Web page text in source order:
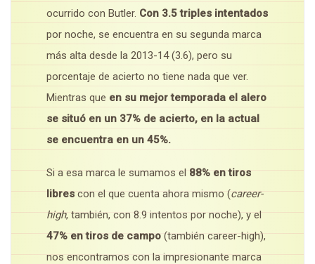
ocurrido con Butler. Con 3.5 triples intentados
por noche, se encuentra en su segunda marca
más alta desde la 2013-14 (3.6), pero su
porcentaje de acierto no tiene nada que ver.
Mientras que en su mejor temporada el alero
se situó en un 37% de acierto, en la actual
se encuentra en un 45%.
Si a esa marca le sumamos el 88% en tiros
libres con el que cuenta ahora mismo (career-
high, también, con 8.9 intentos por noche), y el
47% en tiros de campo (también career-high),
nos encontramos con la impresionante marca